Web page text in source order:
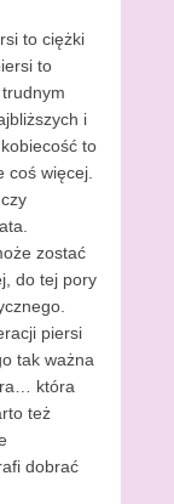
to ciężki
to
i
to
coś więcej.
zostać
do tej pory
piersi
tak ważna
która
też
dobrać